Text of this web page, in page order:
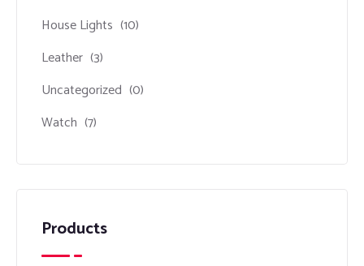
House Lights (10)
Leather (3)
Uncategorized (0)
Watch (7)
Products